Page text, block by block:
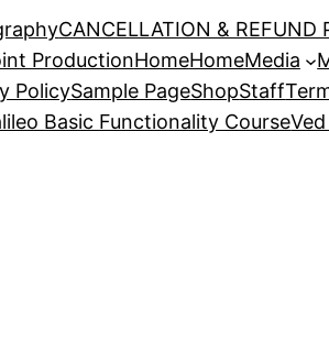
CANCELLATION & REFUND
ProductionHomeHomeMedia
PolicySample PageShopStaff
Basic Functionality Course